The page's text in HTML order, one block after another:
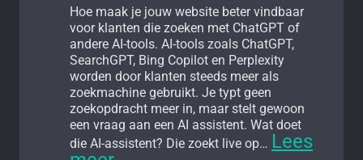
Hoe maak je jouw website beter vindbaar
voor klanten die zoeken met ChatGPT of
andere AI-tools. AI-tools zoals ChatGPT,
SearchGPT, Bing Copilot en Perplexity
worden door klanten steeds meer als
zoekmachine gebruikt. Je typt geen
zoekopdracht meer in, maar stelt gewoon
een vraag aan een AI assistent. Wat doet
die AI-assistent? Die zoekt live op… Lees